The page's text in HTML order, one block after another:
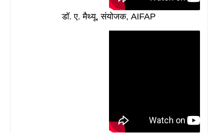
डॉ. ए. मैथ्यू, संयोजक, AIFAP